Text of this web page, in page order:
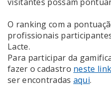
O ranking com a
profissionais
Lacte.
Para participar da
fazer o cadastro neste
ser encontradas aqui.